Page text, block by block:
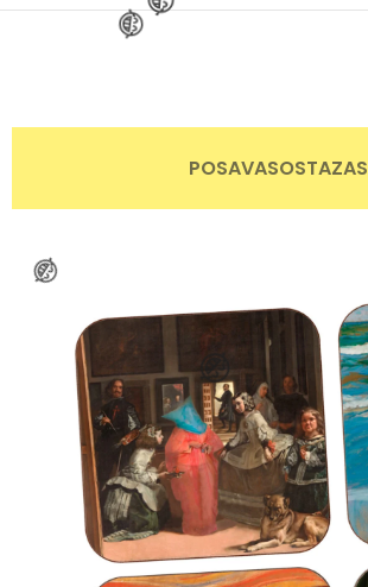
POSAVASOSTAZAS
😂